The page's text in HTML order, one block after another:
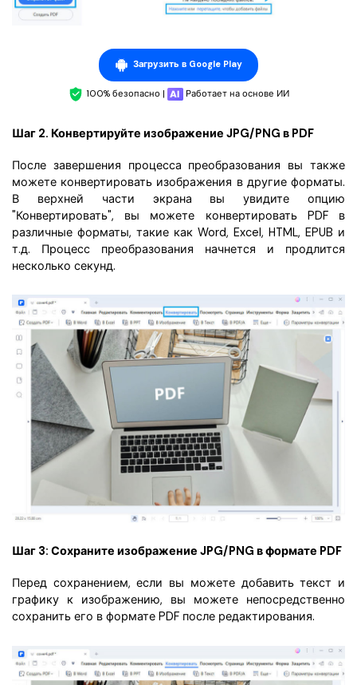
Загрузить в Google Play
100% безопасно | Работает на основе ИИ
Шаг 2. Конвертируйте изображение JPG/PNG в PDF
После завершения процесса преобразования вы также
можете конвертировать изображения в другие форматы.
В верхней части экрана вы увидите опцию
"Конвертировать", вы можете конвертировать PDF в
различные форматы, такие как Word, Excel, HTML, EPUB и
т.д. Процесс преобразования начнется и продлится
несколько секунд.
Шаг 3: Сохраните изображение JPG/PNG в формате PDF
Перед сохранением, если вы можете добавить текст и
графику к изображению, вы можете непосредственно
сохранить его в формате PDF после редактирования.